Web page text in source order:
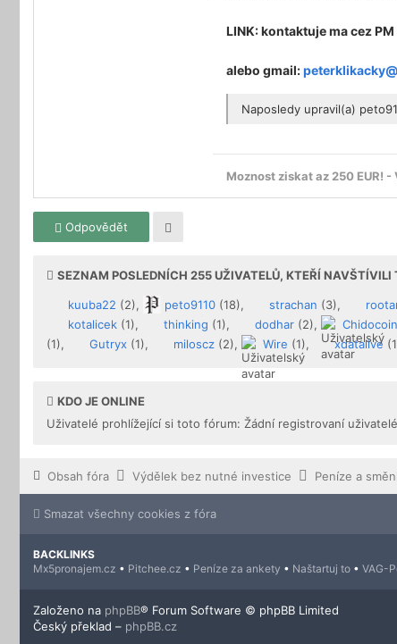
LINK: kontaktuje ma cez
alebo gmail:
Naposledy upravil(a)
Moznost ziskat az 250 EUR!
Odpovědět
SEZNAM POSLEDNÍCH 255UŽIVATELŮ, KTEŘÍ NAVŠTÍVILI
kuuba22 (2), peto9110 (18), strachan (3),
kotalicek (1), thinking (1), dodhar (2), Chidocoin
(1),
Gutryx (1), miloscz (2), Wire (1), xdatalive
KDO JE ONLINE
Uživatelé prohlížející si toto fórum: Žádní registrovaní
Obsah fóra Výdělek bez nutné investice
Smazat všechny cookies z fóra
BACKLINKS
Mx5pronajem.cz • Pitchee.cz • Peníze za ankety • Naštartuj to • VAG-
Založeno na phpBB® Forum Software © phpBB Limited
Český překlad – phpBB.cz